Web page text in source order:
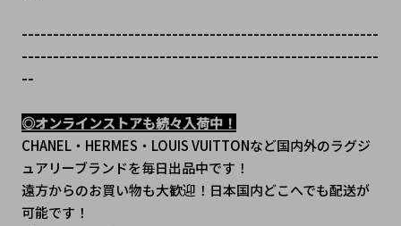
---------------------------------------------------------
---------------------------------------------------------
--
◎オンラインストアも続々入荷中！
CHANEL・HERMES・LOUIS VUITTONなど国内外のラグジ
ュアリーブランドを毎日出品中です！
遠方からのお買い物も大歓迎！日本国内どこへでも配送が
可能です！